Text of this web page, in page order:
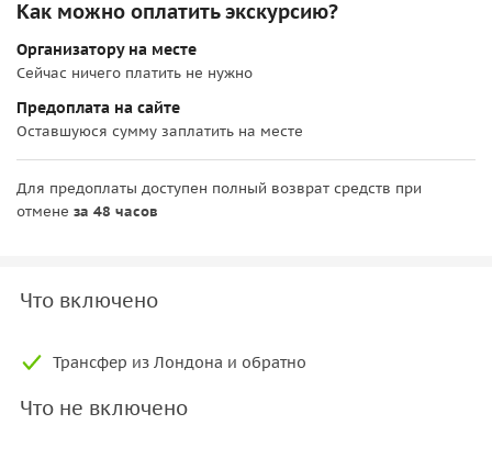
Как можно оплатить экскурсию?
Организатору на месте
Сейчас ничего платить не нужно
Предоплата на сайте
Оставшуюся сумму заплатить на месте
Для предоплаты доступен полный возврат средств при
отмене за 48 часов
Что включено
Трансфер из Лондона и обратно
Что не включено